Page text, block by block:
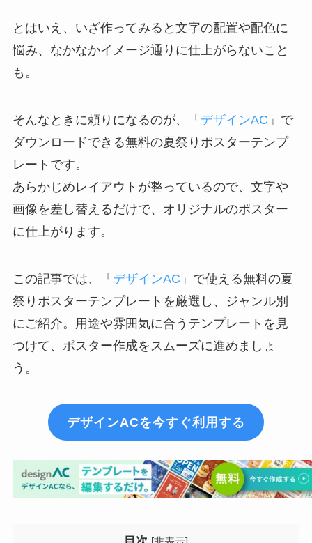
とはいえ、いざ作ってみると文字の配置や配色に
悩み、なかなかイメージ通りに仕上がらないこと
も。
そんなときに頼りになるのが、「 デザインAC 」で
ダウンロードできる無料の夏祭りポスターテンプ
レートです。
あらかじめレイアウトが整っているので、文字や
画像を差し替えるだけで、オリジナルのポスター
に仕上がります。
この記事では、「 デザインAC 」で使える無料の夏
祭りポスターテンプレートを厳選し、ジャンル別
にご紹介。用途や雰囲気に合うテンプレートを見
つけて、ポスター作成をスムーズに進めましょ
う。
デザインACを今すぐ利用する